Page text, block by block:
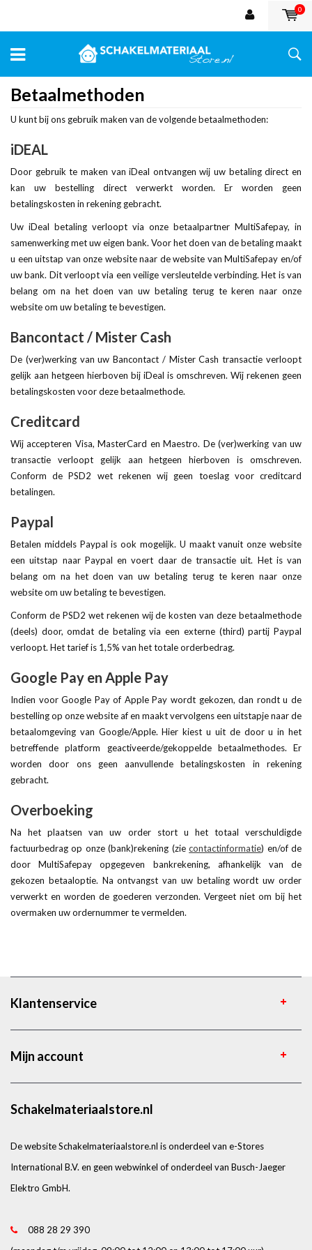
0
Betaalmethoden
U kunt bij ons gebruik maken van de volgende betaalmethoden:
iDEAL
Door gebruik te maken van iDeal ontvangen wij uw betaling direct en
kan uw bestelling direct verwerkt worden. Er worden geen
betalingskosten in rekening gebracht.
Uw iDeal betaling verloopt via onze betaalpartner MultiSafepay, in
samenwerking met uw eigen bank. Voor het doen van de betaling maakt
u een uitstap van onze website naar de website van MultiSafepay en/of
uw bank. Dit verloopt via een veilige versleutelde verbinding. Het is van
belang om na het doen van uw betaling terug te keren naar onze
website om uw betaling te bevestigen.
Bancontact / Mister Cash
De (ver)werking van uw Bancontact / Mister Cash transactie verloopt
gelijk aan hetgeen hierboven bij iDeal is omschreven. Wij rekenen geen
betalingskosten voor deze betaalmethode.
Creditcard
Wij accepteren Visa, MasterCard en Maestro. De (ver)werking van uw
transactie verloopt gelijk aan hetgeen hierboven is omschreven.
Conform de PSD2 wet rekenen wij geen toeslag voor creditcard
betalingen.
Paypal
Betalen middels Paypal is ook mogelijk. U maakt vanuit onze website
een uitstap naar Paypal en voert daar de transactie uit. Het is van
belang om na het doen van uw betaling terug te keren naar onze
website om uw betaling te bevestigen.
Conform de PSD2 wet rekenen wij de kosten van deze betaalmethode
(deels) door, omdat de betaling via een externe (third) partij Paypal
verloopt. Het tarief is 1,5% van het totale orderbedrag.
Google Pay en Apple Pay
Indien voor Google Pay of Apple Pay wordt gekozen, dan rondt u de
bestelling op onze website af en maakt vervolgens een uitstapje naar de
betaalomgeving van Google/Apple. Hier kiest u uit de door u in het
betreffende platform geactiveerde/gekoppelde betaalmethodes. Er
worden door ons geen aanvullende betalingskosten in rekening
gebracht.
Overboeking
Na het plaatsen van uw order stort u het totaal verschuldigde
factuurbedrag op onze (bank)rekening (ziecontactinformatie) en/of de
door MultiSafepay opgegeven bankrekening, afhankelijk van de
gekozen betaaloptie. Na ontvangst van uw betaling wordt uw order
verwerkt en worden de goederen verzonden. Vergeet niet om bij het
overmaken uw ordernummer te vermelden.
Klantenservice
Mijn account
Schakelmateriaalstore.nl
De website Schakelmateriaalstore.nl is onderdeel van e-Stores
International B.V. en geen webwinkel of onderdeel van Busch-Jaeger
Elektro GmbH.
088 28 29 390